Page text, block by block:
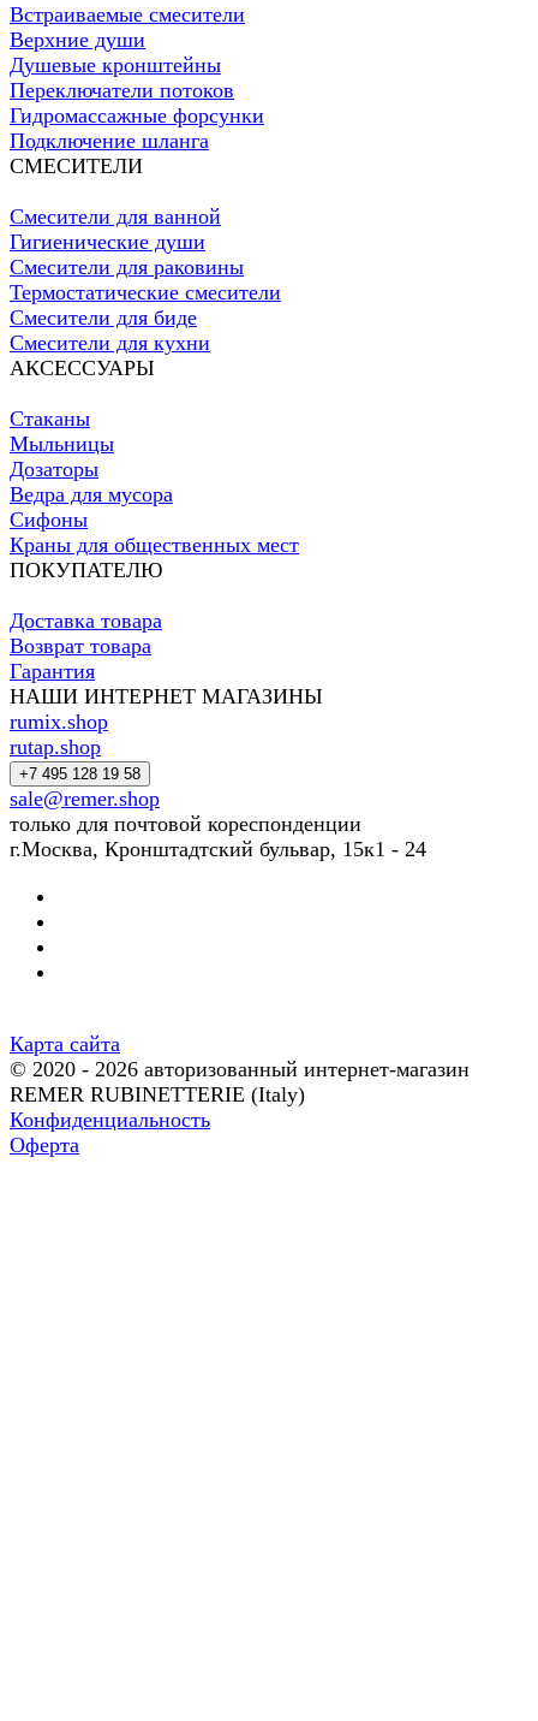
Встраиваемые смесители
Верхние души
Душевые кронштейны
Переключатели потоков
Гидромассажные форсунки
Подключение шланга
СМЕСИТЕЛИ
Смесители для ванной
Гигиенические души
Смесители для раковины
Термостатические смесители
Смесители для биде
Смесители для кухни
АКСЕССУАРЫ
Стаканы
Мыльницы
Дозаторы
Ведра для мусора
Сифоны
Краны для общественных мест
ПОКУПАТЕЛЮ
Доставка товара
Возврат товара
Гарантия
НАШИ ИНТЕРНЕТ МАГАЗИНЫ
rumix.shop
rutap.shop
+7 495 128 19 58
sale@remer.shop
только для почтовой кореспонденции
г.Москва, Кронштадтский бульвар, 15к1 - 24
Карта сайта
© 2020 - 2026 авторизованный интернет-магазин
REMER RUBINETTERIE (Italy)
Конфиденциальность
Оферта